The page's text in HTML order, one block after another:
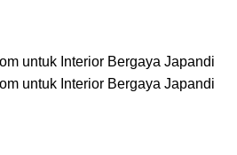
untuk Interior Bergaya Japandi
untuk Interior Bergaya Japandi